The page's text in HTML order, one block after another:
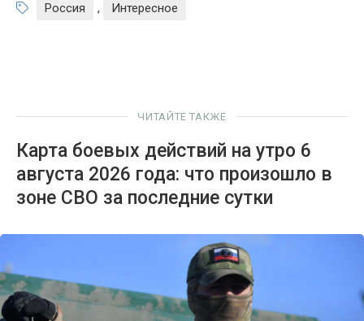
Россия , Интересное
ЧИТАЙТЕ ТАКЖЕ
Карта боевых действий на утро 6
августа 2026 года: что произошло в
зоне СВО за последние сутки